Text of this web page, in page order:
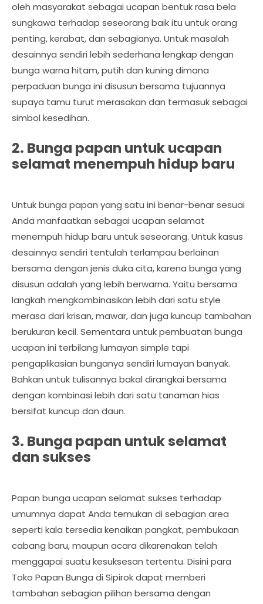
oleh masyarakat sebagai ucapan bentuk rasa bela
sungkawa terhadap seseorang baik itu untuk orang
penting, kerabat, dan sebagianya. Untuk masalah
desainnya sendiri lebih sederhana lengkap dengan
bunga warna hitam, putih dan kuning dimana
perpaduan bunga ini disusun bersama tujuannya
supaya tamu turut merasakan dan termasuk sebagai
simbol kesedihan.
2. Bunga papan untuk ucapan
selamat menempuh hidup baru
Untuk bunga papan yang satu ini benar-benar sesuai
Anda manfaatkan sebagai ucapan selamat
menempuh hidup baru untuk seseorang. Untuk kasus
desainnya sendiri tentulah terlampau berlainan
bersama dengan jenis duka cita, karena bunga yang
disusun adalah yang lebih berwarna. Yaitu bersama
langkah mengkombinasikan lebih dari satu style
merasa dari krisan, mawar, dan juga kuncup tambahan
berukuran kecil. Sementara untuk pembuatan bunga
ucapan ini terbilang lumayan simple tapi
pengaplikasian bunganya sendiri lumayan banyak.
Bahkan untuk tulisannya bakal dirangkai bersama
dengan kombinasi lebih dari satu tanaman hias
bersifat kuncup dan daun.
3. Bunga papan untuk selamat
dan sukses
Papan bunga ucapan selamat sukses terhadap
umumnya dapat Anda temukan di sebagian area
seperti kala tersedia kenaikan pangkat, pembukaan
cabang baru, maupun acara dikarenakan telah
menggapai suatu kesuksesan tertentu. Disini para
Toko Papan Bunga di Sipirok dapat memberi
tambahan sebagian pilihan bersama dengan